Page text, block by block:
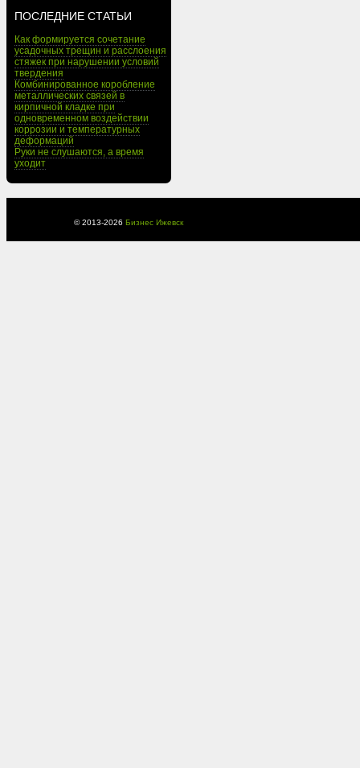
ПОСЛЕДНИЕ СТАТЬИ
Как формируется сочетание
усадочных трещин и расслоения
стяжек при нарушении условий
твердения
Комбинированное коробление
металлических связей в
кирпичной кладке при
одновременном воздействии
коррозии и температурных
деформаций
Руки не слушаются, а время
уходит
© 2013-2026 Бизнес Ижевск